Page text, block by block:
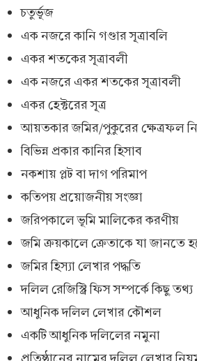
চতুর্ভূজ
এক নজরে কানি গণ্ডার সূত্রাবলি
একর শতকের সূত্রাবলী
এক নজরে একর শতকের সূত্রাবলী
একর হেক্টরের সূত্র
আয়তকার জমির/পুকুরের ক্ষেত্রফল
বিভিন্ন প্রকার কানির হিসাব
নকশায় প্লট বা দাগ পরিমাপ
কতিপয় প্রয়োজনীয় সংজ্ঞা
জরিপকালে ভূমি মালিকের করণীয়
জমি ক্রয়কালে ক্রেতাকে যা জানতে
জমির হিস্যা লেখার পদ্ধতি
দলিল রেজিস্ট্রি ফিস সম্পর্কে কিছু তথ্য
আধুনিক দলিল লেখার কৌশল
একটি আধুনিক দলিলের নমুনা